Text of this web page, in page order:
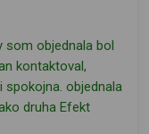
som objednala bol
kontaktoval,
objednala
druha Efekt